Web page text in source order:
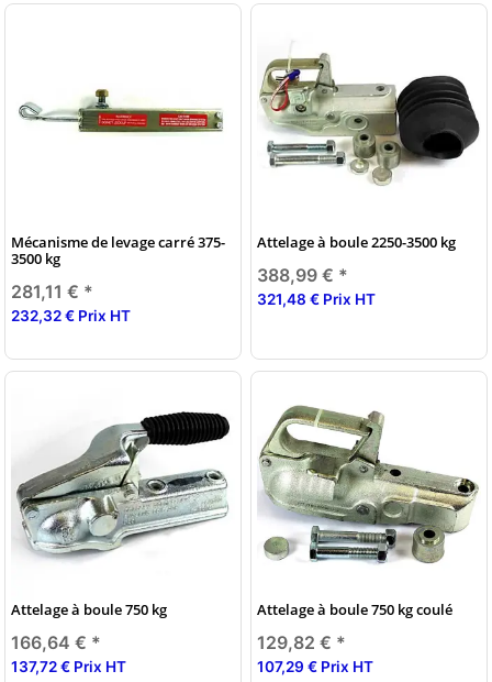
Mécanisme de levage carré 375-
3500 kg
281,11 € *
232,32 € Prix HT
Attelage à boule 2250-3500 kg
388,99 € *
321,48 € Prix HT
Attelage à boule 750 kg
166,64 € *
137,72 € Prix HT
Attelage à boule 750 kg coulé
129,82 € *
107,29 € Prix HT